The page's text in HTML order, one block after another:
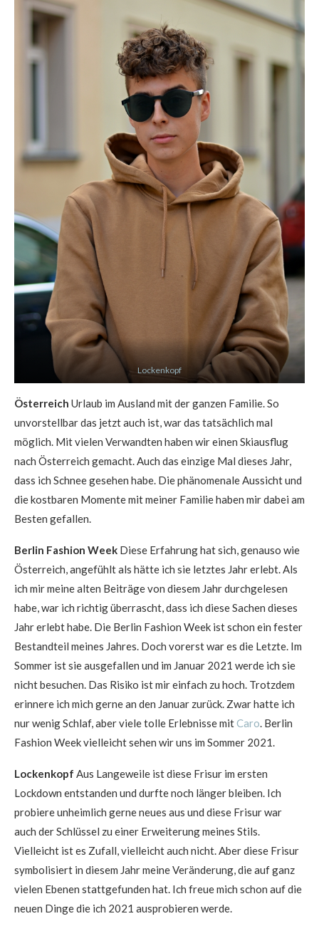
Lockenkopf
Österreich Urlaub im Ausland mit der ganzen Familie. So
unvorstellbar das jetzt auch ist, war das tatsächlich mal
möglich. Mit vielen Verwandten haben wir einen Skiausflug
nach Österreich gemacht. Auch das einzige Mal dieses Jahr,
dass ich Schnee gesehen habe. Die phänomenale Aussicht und
die kostbaren Momente mit meiner Familie haben mir dabei am
Besten gefallen.
Berlin Fashion Week Diese Erfahrung hat sich, genauso wie
Österreich, angefühlt als hätte ich sie letztes Jahr erlebt. Als
ich mir meine alten Beiträge von diesem Jahr durchgelesen
habe, war ich richtig überrascht, dass ich diese Sachen dieses
Jahr erlebt habe. Die Berlin Fashion Week ist schon ein fester
Bestandteil meines Jahres. Doch vorerst war es die Letzte. Im
Sommer ist sie ausgefallen und im Januar 2021 werde ich sie
nicht besuchen. Das Risiko ist mir einfach zu hoch. Trotzdem
erinnere ich mich gerne an den Januar zurück. Zwar hatte ich
nur wenig Schlaf, aber viele tolle Erlebnisse mitCaro. Berlin
Fashion Week vielleicht sehen wir uns im Sommer 2021.
Lockenkopf Aus Langeweile ist diese Frisur im ersten
Lockdown entstanden und durfte noch länger bleiben. Ich
probiere unheimlich gerne neues aus und diese Frisur war
auch der Schlüssel zu einer Erweiterung meines Stils.
Vielleicht ist es Zufall, vielleicht auch nicht. Aber diese Frisur
symbolisiert in diesem Jahr meine Veränderung, die auf ganz
vielen Ebenen stattgefunden hat. Ich freue mich schon auf die
neuen Dinge die ich 2021 ausprobieren werde.